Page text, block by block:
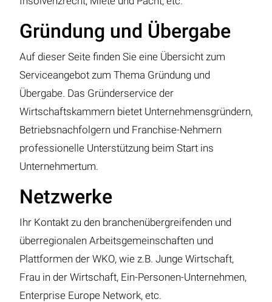
Gründung und Übergabe
Auf dieser Seite finden Sie eine Übersicht zum
Serviceangebot zum Thema Gründung und
Übergabe. Das Gründerservice der
Wirtschaftskammern bietet Unternehmensgründern,
Betriebsnachfolgern und Franchise-Nehmern
professionelle Unterstützung beim Start ins
Unternehmertum.
Netzwerke
Ihr Kontakt zu den branchenübergreifenden und
überregionalen Arbeitsgemeinschaften und
Plattformen der WKO, wie z.B. Junge Wirtschaft,
Frau in der Wirtschaft, Ein-Personen-Unternehmen,
Enterprise Europe Network, etc.